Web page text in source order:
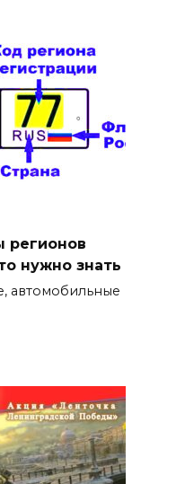
регионов
нужно знать
автомобильные